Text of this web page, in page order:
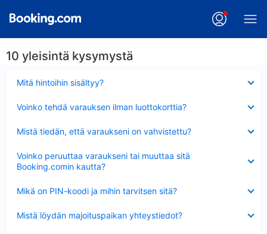
10 yleisintä kysymystä
Mitä hintoihin sisältyy?
Voinko tehdä varauksen ilman luottokorttia?
Mistä tiedän, että varaukseni on vahvistettu?
Voinko peruuttaa varaukseni tai muuttaa sitä
Booking.comin kautta?
Mikä on PIN-koodi ja mihin tarvitsen sitä?
Mistä löydän majoituspaikan yhteystiedot?